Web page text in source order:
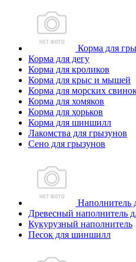
Корма для
Корма для дегу
Корма для кроликов
Корма для крыс и мышей
Корма для морских
Корма для хомяков
Корма для хорьков
Корма для шиншилл
Лакомства для грызунов
Сено для грызунов
Наполнитель
Древесный наполнитель
Кукурузный наполнитель
Песок для шиншилл